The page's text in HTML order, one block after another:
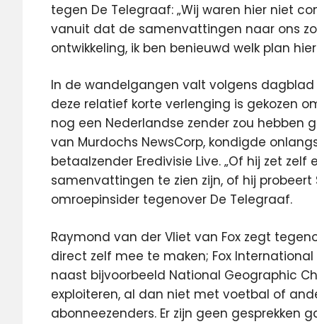
tegen De Telegraaf: „Wij waren hier niet
vanuit dat de samenvattingen naar ons
ontwikkeling, ik ben benieuwd welk plan
In de wandelgangen valt volgens
deze relatief korte verlenging is gekozen
nog een Nederlandse zender zou hebben
van Murdochs NewsCorp, kondigde
betaalzender Eredivisie Live. „Of hij zet
samenvattingen te zien zijn, of hij probeert
omroepinsider tegenover De Telegraaf.
Raymond van der Vliet van Fox zegt
direct zelf mee te maken; Fox
naast bijvoorbeeld National Geographic
exploiteren, al dan niet met voetbal of
abonneezenders. Er zijn geen gesprekken